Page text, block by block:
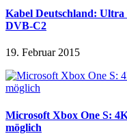
Kabel Deutschland:
DVB-C2
19. Februar 2015
Microsoft Xbox One S:
möglich